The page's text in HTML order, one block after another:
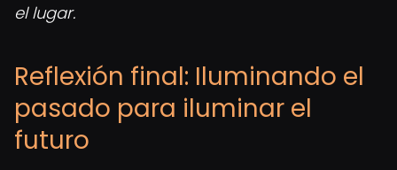
el lugar.
Reflexión final: Iluminando el
pasado para iluminar el
futuro